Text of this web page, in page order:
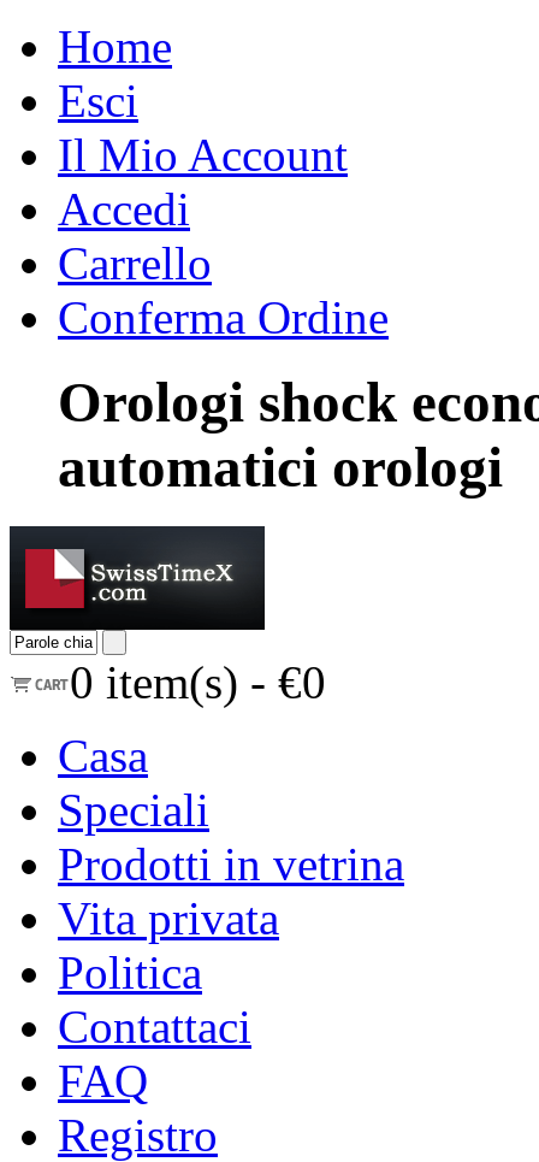
Home
Esci
Il Mio Account
Accedi
Carrello
Conferma Ordine
Orologi shock
automatici orologi
0 item(s) - €0
Casa
Speciali
Prodotti in vetrina
Vita privata
Politica
Contattaci
FAQ
Registro